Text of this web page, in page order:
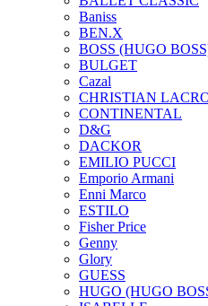
Baniss
BEN.X
BOSS (HUGO
BULGET
Cazal
CHRISTIAN
CONTINENTAL
D&G
DACKOR
EMILIO PUCCI
Emporio Armani
Enni Marco
ESTILO
Fisher Price
Genny
Glory
GUESS
HUGO (HUGO